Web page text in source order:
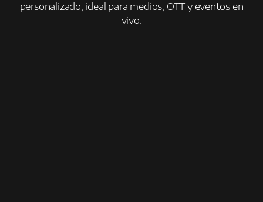
personalizado, ideal para medios, OTT y eventos en
vivo.